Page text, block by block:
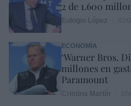
2 de 1.600
ECONOMÍA
‘Warner Bros.
millones en
Paramount